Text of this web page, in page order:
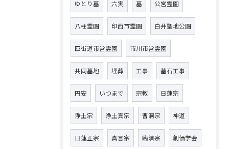
ゆとり墓 六実 墓 公営霊園
八柱霊園 印西市霊園 白井聖地公園
四街道市営霊園 市川市営霊園
共同墓地 埋葬 工事 墓石工事
円安 いつまで 宗教 日蓮宗
浄土宗 浄土真宗 曹洞宗 神道
日蓮正宗 真言宗 臨済宗 創価学会